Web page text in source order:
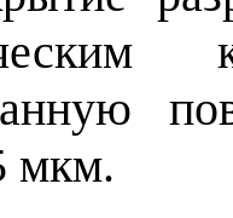
мкм.